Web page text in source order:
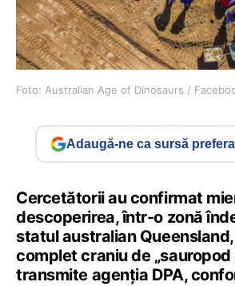
Foto: Australian Age of Dinosaurs /
Adaugă-ne ca sursă
Cercetătorii au confirmat
descoperirea, într-o zonă
statul australian
complet craniu de „sauropod
transmite agenţia DPA,